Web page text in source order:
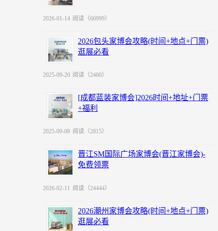
2026-01-14 阅读（66999）
2026包头家博会攻略(时间+地点+门票)
逛展必看
2025-09-20 阅读（2460）
[成都蓝装家博会]2026时间+地址+门票
+福利
2025-09-08 阅读（2815）
晋江SM国际广场家博会(晋江家博会)-
免费领票
2026-02-11 阅读（24444）
2026潮州家博会攻略(时间+地点+门票)
逛展必看